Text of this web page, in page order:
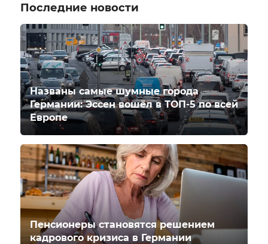
Последние новости
Названы самые шумные города
Германии: Эссен вошёл в ТОП-5 по всей
Европе
Пенсионеры становятся решением
кадрового кризиса в Германии